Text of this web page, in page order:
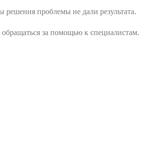
решения проблемы не дали результата.
за помощью к специалистам.